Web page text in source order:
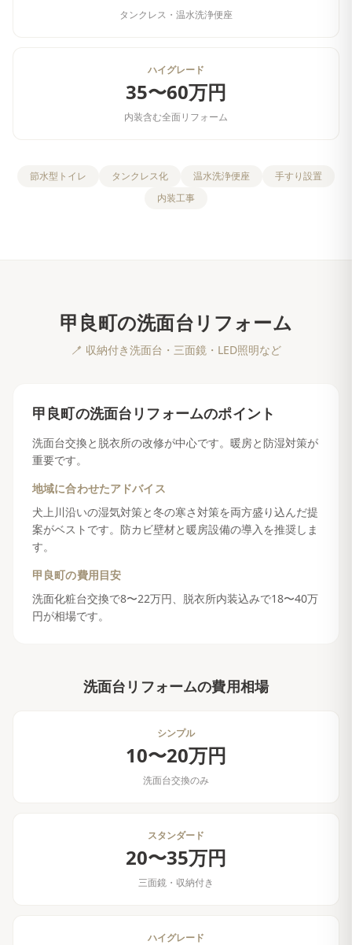
タンクレス・温水洗浄便座
ハイグレード
35〜60万円
内装含む全面リフォーム
節水型トイレ タンクレス化 温水洗浄便座
手すり設置
内装工事
甲良町の洗面台リフォーム
🪥 収納付き洗面台・三面鏡・LED照明など
甲良町 の洗面台リフォームのポイント
洗面台交換と脱衣所の改修が中心です。暖房と防湿対策が
重要です。
地域に合わせたアドバイス
犬上川沿いの湿気対策と冬の寒さ対策を両方盛り込んだ提
案がベストです。防カビ壁材と暖房設備の導入を推奨しま
す。
甲良町の費用目安
洗面化粧台交換で8〜22万円、脱衣所内装込みで18〜40万
円が相場です。
洗面台リフォームの費用相場
シンプル
10〜20万円
洗面台交換のみ
スタンダード
20〜35万円
三面鏡・収納付き
ハイグレード